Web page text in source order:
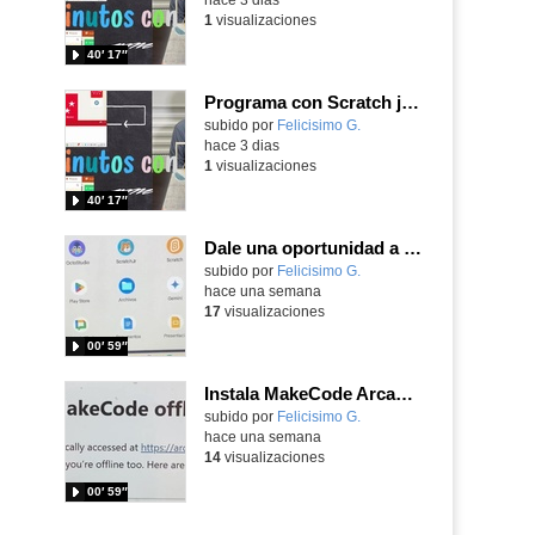
40′ 17″
1 visualizaciones
Programa con Scratch juegos con los partidos del mundial 2026 ganados por España
Contenido educativo.
subido por Felicisimo G.
40′ 17″
hace 3 dias
1 visualizaciones
Dale una oportunidad a los Chromebooks y utiliza un proyector para realizar talleres si no tienes pantallas táctiles
Contenido educativo.
subido por Felicisimo G.
00′ 59″
hace una semana
17visualizaciones
Instala MakeCode Arcade para trabajar offline en tu tablet, ordenador, Chromebook
Contenido educativo.
subido por Felicisimo G.
00′ 59″
hace una semana
14visualizaciones